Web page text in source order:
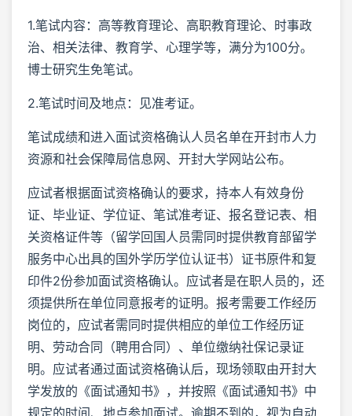
1.笔试内容：高等教育理论、高职教育理论、时事政
治、相关法律、教育学、心理学等，满分为100分。
博士研究生免笔试。
2.笔试时间及地点：见准考证。
笔试成绩和进入面试资格确认人员名单在开封市人力
资源和社会保障局信息网、开封大学网站公布。
应试者根据面试资格确认的要求，持本人有效身份
证、毕业证、学位证、笔试准考证、报名登记表、相
关资格证件等（留学回国人员需同时提供教育部留学
服务中心出具的国外学历学位认证书）证书原件和复
印件2份参加面试资格确认。应试者是在职人员的，还
须提供所在单位同意报考的证明。报考需要工作经历
岗位的，应试者需同时提供相应的单位工作经历证
明、劳动合同（聘用合同）、单位缴纳社保记录证
明。应试者通过面试资格确认后，现场领取由开封大
学发放的《面试通知书》，并按照《面试通知书》中
规定的时间、地点参加面试。逾期不到的，视为自动